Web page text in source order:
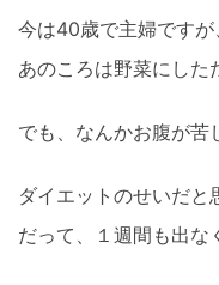
今は40歳で主婦ですが
あのころは野菜にした
でも、なんかお腹が苦
ダイエットのせいだと
だって、１週間も出な